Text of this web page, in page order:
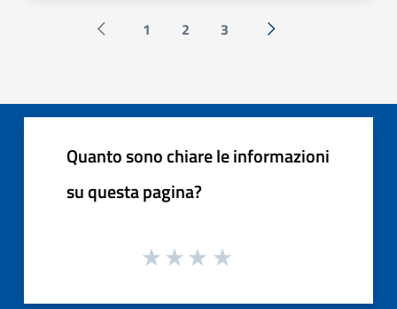
Pagina precedente
1 2 3
Successiva »
Quanto sono chiare le informazioni
su questa pagina?